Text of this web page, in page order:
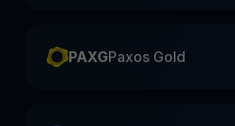
PAXGPaxos Gold